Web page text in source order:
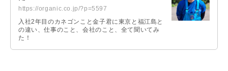
https://organic.co.jp/?p=5597
入社2年目のカネゴンこと金子君に東京と福江島と
の違い、仕事のこと、会社のこと、全て聞いてみ
た！